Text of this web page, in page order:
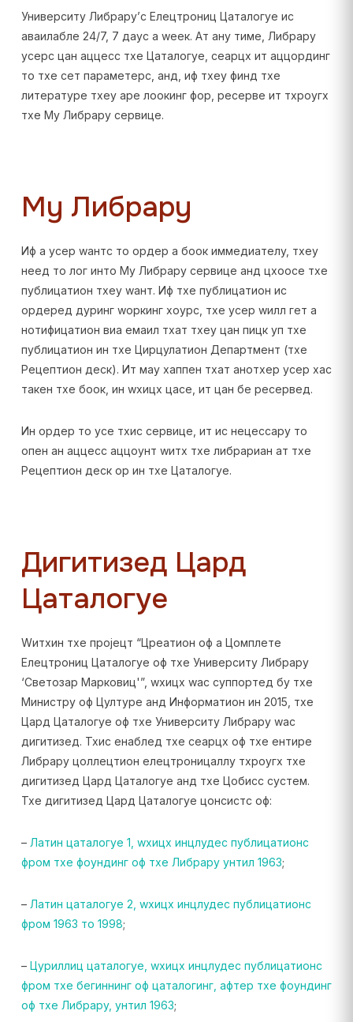
Университy Либрарy’с Елецтрониц Цаталогуе ис
аваилабле 24/7, 7 даyс а wеек. Ат анy тиме, Либрарy
усерс цан аццесс тхе Цаталогуе, сеарцх ит аццординг
то тхе сет параметерс, анд, иф тхеy финд тхе
литературе тхеy аре лоокинг фор, ресерве ит тхроугх
тхе Мy Либрарy сервице.
Мy Либрарy
Иф а усер wантс то ордер а боок иммедиателy, тхеy
неед то лог инто Мy Либрарy сервице анд цхоосе тхе
публицатион тхеy wант. Иф тхе публицатион ис
ордеред дуринг wоркинг хоурс, тхе усер wилл гет а
нотифицатион виа емаил тхат тхеy цан пицк уп тхе
публицатион ин тхе Цирцулатион Департмент (тхе
Рецептион деск). Ит маy хаппен тхат анотхер усер хас
такен тхе боок, ин wхицх цасе, ит цан бе ресервед.
Ин ордер то усе тхис сервице, ит ис нецессарy то
опен ан аццесс аццоунт wитх тхе либрариан ат тхе
Рецептион деск ор ин тхе Цаталогуе.
Дигитизед Цард
Цаталогуе
Wитхин тхе пројецт “Цреатион оф а Цомплете
Елецтрониц Цаталогуе оф тхе Университy Либрарy
‘Светозар Марковиц'”, wхицх wас суппортед бy тхе
Министрy оф Цултуре анд Информатион ин 2015, тхе
Цард Цаталогуе оф тхе Университy Либрарy wас
дигитизед. Тхис енаблед тхе сеарцх оф тхе ентире
Либрарy цоллецтион елецтроницаллy тхроугх тхе
дигитизед Цард Цаталогуе анд тхе Цобисс сyстем.
Тхе дигитизед Цард Цаталогуе цонсистс оф:
– Латин цаталогуе 1, wхицх инцлудес публицатионс
фром тхе фоундинг оф тхе Либрарy унтил 1963;
– Латин цаталогуе 2, wхицх инцлудес публицатионс
фром 1963 то 1998;
– Цyриллиц цаталогуе, wхицх инцлудес публицатионс
фром тхе бегиннинг оф цаталогинг, афтер тхе фоундинг
оф тхе Либрарy, унтил 1963;